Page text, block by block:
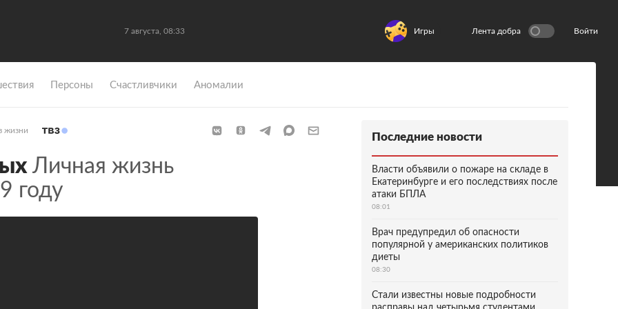
7 августа, 08:33 Игры Лента добра Войти
Персоны Счастливчики Аномалии
жизни
Личная жизнь
году
Последние новости
Власти объявили о пожаре на складе в
Екатеринбурге и его последствиях после
атаки БПЛА
08:01
Врач предупредил об опасности
популярной у американских политиков
диеты
08:30
Стали известны новые подробности